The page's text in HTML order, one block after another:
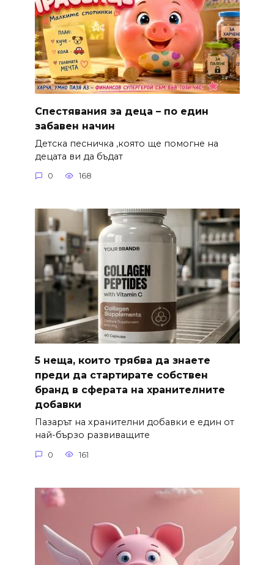
Спестявания за деца – по един
забавен начин
Детска песничка ,която ще помогне на
децата ви да бъдат
0 168
5 неща, които трябва да знаете
преди да стартирате собствен
бранд в сферата на хранителните
добавки
Пазарът на хранителни добавки е един от
най-бързо развиващите
0 161